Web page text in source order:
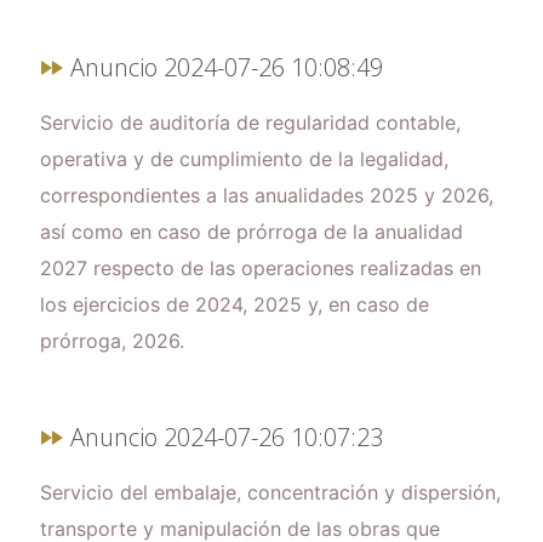
Anuncio 2024-07-26 10:08:49
Servicio de auditoría de regularidad contable,
operativa y de cumplimiento de la legalidad,
correspondientes a las anualidades 2025 y 2026,
así como en caso de prórroga de la anualidad
2027 respecto de las operaciones realizadas en
los ejercicios de 2024, 2025 y, en caso de
prórroga, 2026.
Anuncio 2024-07-26 10:07:23
Servicio del embalaje, concentración y dispersión,
transporte y manipulación de las obras que